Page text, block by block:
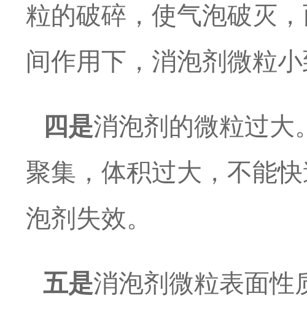
粒的破碎，使气泡破灭
间作用下，消泡剂微粒
四是消泡剂的微粒过大
聚集，体积过大，不能
泡剂失效。
五是消泡剂微粒表面性